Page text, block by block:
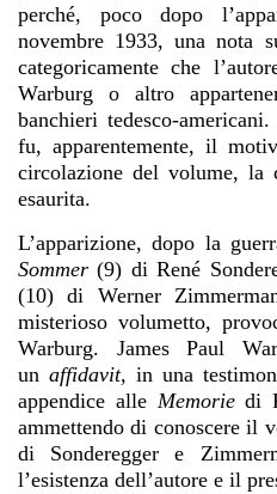
perché, poco dopo
novembre 1933, una nota
categoricamente che
Warburg o altro
banchieri tedesco-
fu, apparentemente, il
circolazione del volume, la
esaurita.
L’apparizione, dopo la
Sommer(9) di René
(10) di Werner
misterioso volumetto,
Warburg. James Paul
un affidavit, in una
appendice alle Memoriedi
ammettendo di conoscere il
di Sonderegger e
l’esistenza dell’autore e il